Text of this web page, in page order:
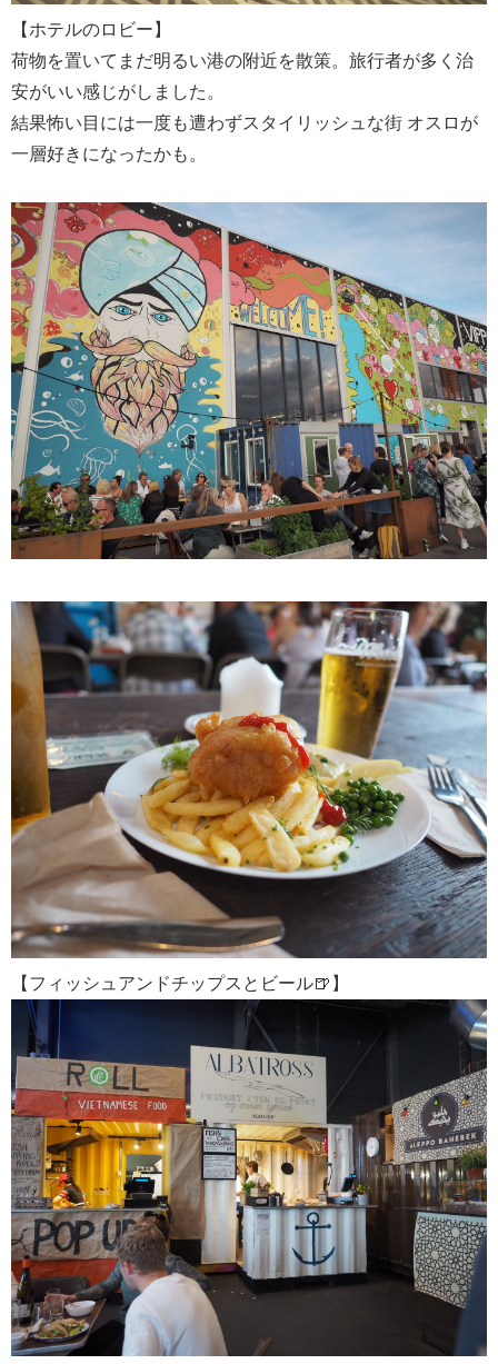
【ホテルのロビー】
荷物を置いてまだ明るい港の附近を散策。旅行者が多く治
安がいい感じがしました。
結果怖い目には一度も遭わずスタイリッシュな街 オスロが
一層好きになったかも。
【フィッシュアンドチップスとビール🍺】